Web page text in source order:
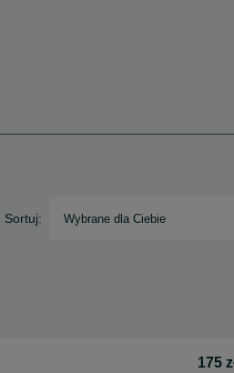
Sortuj: Wybrane dla Ciebie
175